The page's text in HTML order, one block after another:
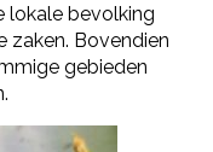
lokale bevolking
zaken. Bovendien
gebieden